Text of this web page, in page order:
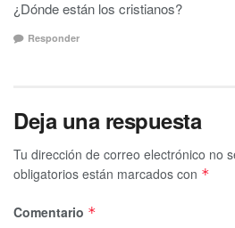
¿Dónde están los cristianos?
Responder
Deja una respuesta
Tu dirección de correo electrónico no
obligatorios están marcados con *
Comentario *